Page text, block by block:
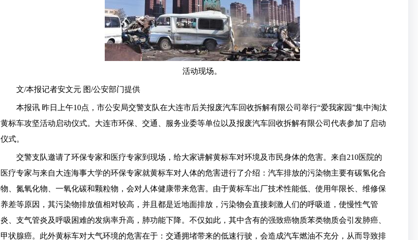
活动现场。
文/本报记者安文元 图/公安部门提供
本报讯 昨日上午10点，市公安局交警支队在大连市后关报废汽车回收拆解有限公司举行“爱我家园”集中淘汰
黄标车攻坚活动启动仪式。大连市环保、交通、服务业委等单位以及报废汽车回收拆解有限公司代表参加了启动
仪式。
交警支队邀请了环保专家和医疗专家到现场，给大家讲解黄标车对环境及市民身体的危害。来自210医院的
医疗专家与来自大连海事大学的环保专家就黄标车对人体的危害进行了介绍：汽车排放的污染物主要有碳氢化合
物、氮氧化物、一氧化碳和颗粒物，会对人体健康带来危害。由于黄标车出厂技术性能低、使用年限长、维修保
养差等原因，其污染物排放值相对较高，并且都是近地面排放，污染物会直接刺激人们的呼吸道，使慢性气管
炎、支气管炎及呼吸困难的发病率升高，肺功能下降。不仅如此，其中含有的强致癌物质苯类物质会引发肺癌、
甲状腺癌。此外黄标车对大气环境的危害在于：交通拥堵带来的低速行驶，会造成汽车燃油不充分，从而导致排